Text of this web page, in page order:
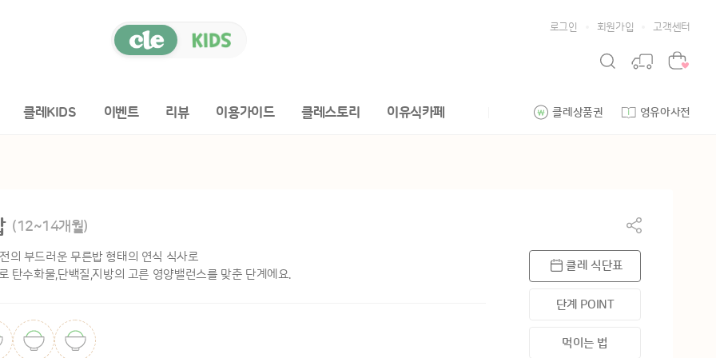
로그인 회원가입 고객센터
클레KIDS 이벤트 리뷰 이용가이드 클레스토리 이유식카페 클레상품권 영유아사전
(12~14개월)
의 부드러운 무른밥 형태의 연식 식사로
탄수화물,단백질,지방의 고른 영양밸런스를 맞춘 단계에요.
클레 식단표
단계 POINT
먹이는 법